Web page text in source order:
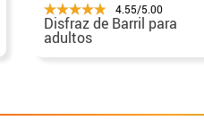
4.55/5.00
Disfraz de Barril para
adultos